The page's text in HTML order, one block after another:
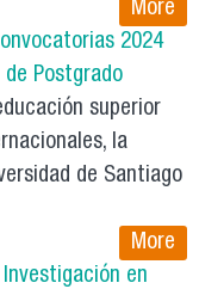
More
2024
Postgrado
superior
la
de Santiago
More
en